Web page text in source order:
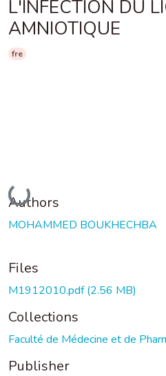
L'INFECTION DU
AMNIOTIQUE
fre
Loading...
Authors
MOHAMMED BOUKHECHBA
Files
M1912010.pdf(2.56 MB)
Collections
Faculté de Médecine et de
Publisher